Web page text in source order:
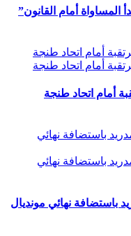
أمام القانون”
أمام اتحاد طنجة
باستضافة نهائي مونديال